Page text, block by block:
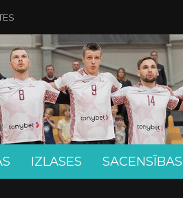
IZLASES SACENSĪBAS